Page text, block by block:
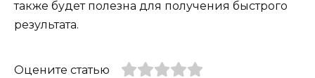
также будет полезна для получения быстрого
результата.
Оцените статью